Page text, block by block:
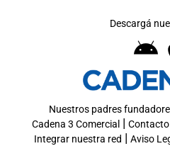
Descargá
Nuestros padres
Cadena 3 Comercial | Contacto
Integrar nuestra red | Aviso